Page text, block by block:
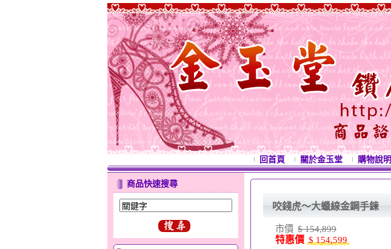
回首頁 關於金玉堂 購物說明
商品快速搜尋
咬錢虎～大蠟線金鋼手鍊
市價 $ 154,899
特惠價 $ 154,599